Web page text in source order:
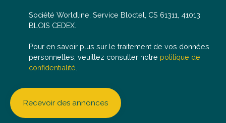
Société Worldline, Service Bloctel, CS 61311, 41013
BLOIS CEDEX.
Pour en savoir plus sur le traitement de vos données
personnelles, veuillez consulter notre politique de
confidentialité
Recevoir des annonces